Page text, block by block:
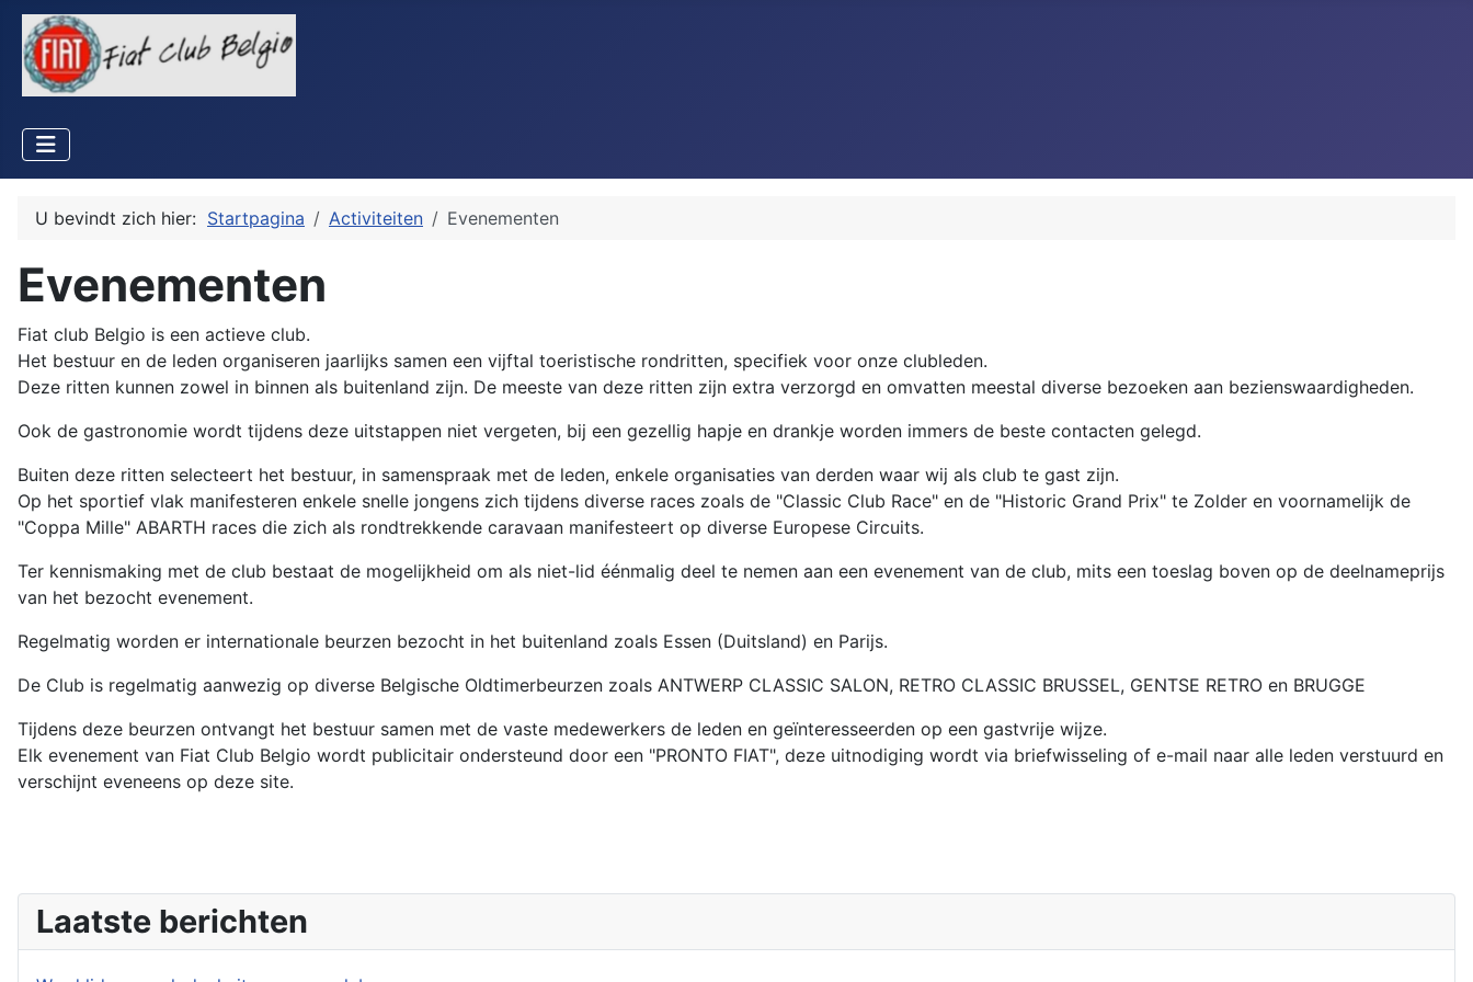
U bevindt zich hier: Startpagina Activiteiten Evenementen
Evenementen
Fiat club Belgio is een actieve club.
Het bestuur en de leden organiseren jaarlijks samen een vijftal toeristische rondritten, specifiek voor onze clubleden.
Deze ritten kunnen zowel in binnen als buitenland zijn. De meeste van deze ritten zijn extra verzorgd en omvatten meestal diverse bezoeken aan bezienswaardigheden.
Ook de gastronomie wordt tijdens deze uitstappen niet vergeten, bij een gezellig hapje en drankje worden immers de beste contacten gelegd.
Buiten deze ritten selecteert het bestuur, in samenspraak met de leden, enkele organisaties van derden waar wij als club te gast zijn.
Op het sportief vlak manifesteren enkele snelle jongens zich tijdens diverse races zoals de "Classic Club Race" en de "Historic Grand Prix" te Zolder en voornamelijk de
"Coppa Mille" ABARTH races die zich als rondtrekkende caravaan manifesteert op diverse Europese Circuits.
Ter kennismaking met de club bestaat de mogelijkheid om als niet-lid éénmalig deel te nemen aan een evenement van de club, mits een toeslag boven op de deelnameprijs
van het bezocht evenement.
Regelmatig worden er internationale beurzen bezocht in het buitenland zoals Essen (Duitsland) en Parijs.
De Club is regelmatig aanwezig op diverse Belgische Oldtimerbeurzen zoals ANTWERP CLASSIC SALON, RETRO CLASSIC BRUSSEL, GENTSE RETRO en BRUGGE
Tijdens deze beurzen ontvangt het bestuur samen met de vaste medewerkers de leden en geïnteresseerden op een gastvrije wijze.
Elk evenement van Fiat Club Belgio wordt publicitair ondersteund door een "PRONTO FIAT", deze uitnodiging wordt via briefwisseling of e-mail naar alle leden verstuurd en
verschijnt eveneens op deze site.
Laatste berichten